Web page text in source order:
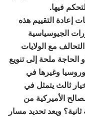
فيها.
إعادة التقييم هذه
الجيوسياسية
مع الولايات
ملحة إلى تنويع
وغيرها في
ثالث يتمثل في
الأميركية من
ويعد تحديد مسار